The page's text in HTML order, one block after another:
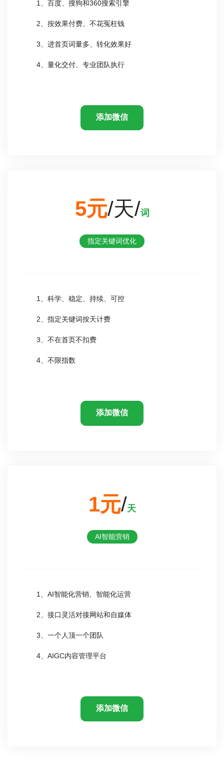
1、百度、搜狗和360搜索引擎
2、按效果付费、不花冤枉钱
3、进首页词量多、转化效果好
4、量化交付、专业团队执行
添加微信
5元/天/词
指定关键词优化
1、科学、稳定、持续、可控
2、指定关键词按天计费
3、不在首页不扣费
4、不限指数
添加微信
1元/天
AI智能营销
1、AI智能化营销、智能化运营
2、接口灵活对接网站和自媒体
3、一个人顶一个团队
4、AIGC内容管理平台
添加微信